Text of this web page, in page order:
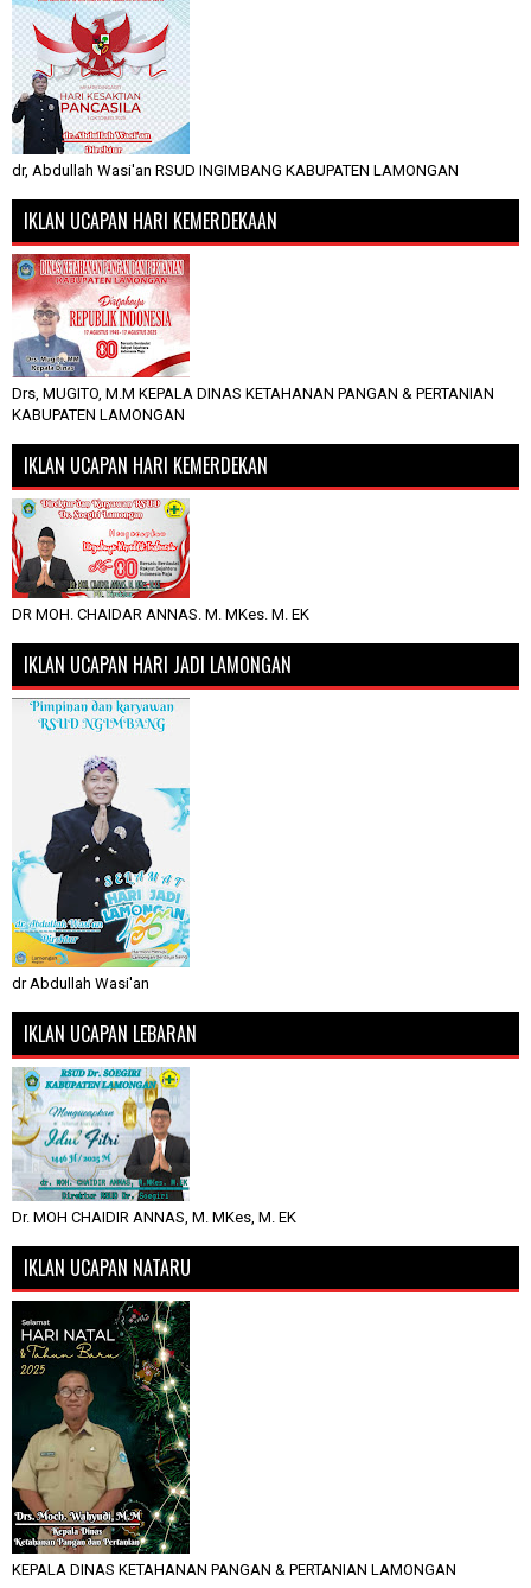
dr, Abdullah Wasi'an RSUD INGIMBANG KABUPATEN LAMONGAN
IKLAN UCAPAN HARI KEMERDEKAAN
Drs, MUGITO, M.M KEPALA DINAS KETAHANAN PANGAN & PERTANIAN
KABUPATEN LAMONGAN
IKLAN UCAPAN HARI KEMERDEKAN
DR MOH. CHAIDAR ANNAS. M. MKes. M. EK
IKLAN UCAPAN HARI JADI LAMONGAN
dr Abdullah Wasi'an
IKLAN UCAPAN LEBARAN
Dr. MOH CHAIDIR ANNAS, M. MKes, M. EK
IKLAN UCAPAN NATARU
KEPALA DINAS KETAHANAN PANGAN & PERTANIAN LAMONGAN